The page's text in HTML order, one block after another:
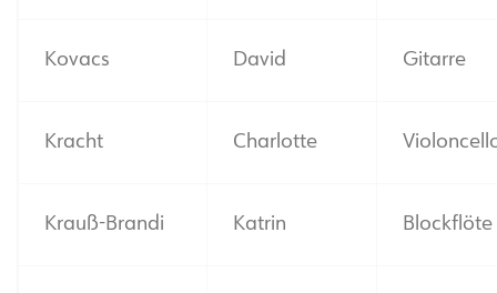
Kovacs David Gitarre
Kracht Charlotte
Krauß-Brandi Katrin Blockflöte